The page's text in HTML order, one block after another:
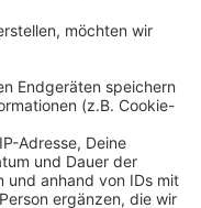
einem im Jahr 1952
Vorerkrankung
starb gestern